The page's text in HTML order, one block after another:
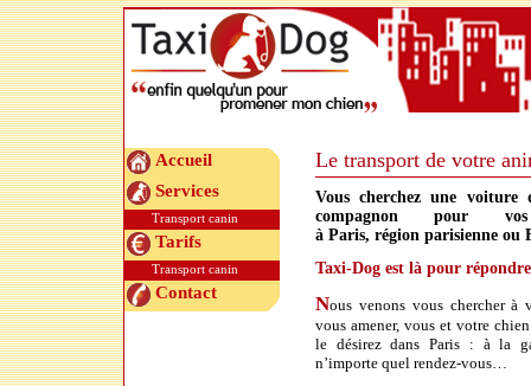
Accueil
Services
Transport canin
Tarifs
Transport canin
Contact
Le transport de votre
Vous cherchez une voiture
compagnon pour vos
à Paris, région parisienne ou
Taxi-Dog est là pour répondre
Nous venons vous chercher à
vous amener, vous et votre
le désirez dans Paris : à la
n’importe quel rendez-vous…